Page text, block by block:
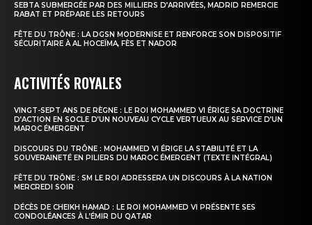
SEBTA SUBMERGÉE PAR DES MILLIERS D’ARRIVÉES, MADRID REMERCIE
RABAT ET PRÉPARE LES RETOURS
FÊTE DU TRÔNE : LA DGSN MODERNISE ET RENFORCE SON DISPOSITIF
SÉCURITAIRE À AL HOCEÏMA, FÈS ET NADOR
ACTIVITÉS ROYALES
VINGT-SEPT ANS DE RÈGNE : LE ROI MOHAMMED VI ÉRIGE SA DOCTRINE
D’ACTION EN SOCLE D’UN NOUVEAU CYCLE VERTUEUX AU SERVICE D’UN
MAROC ÉMERGENT
DISCOURS DU TRÔNE : MOHAMMED VI ÉRIGE LA STABILITÉ ET LA
SOUVERAINETÉ EN PILIERS DU MAROC ÉMERGENT (TEXTE INTÉGRAL)
FÊTE DU TRÔNE : SM LE ROI ADRESSERA UN DISCOURS À LA NATION
MERCREDI SOIR
DÉCÈS DE CHEIKH HAMAD : LE ROI MOHAMMED VI PRÉSENTE SES
CONDOLÉANCES À L’ÉMIR DU QATAR